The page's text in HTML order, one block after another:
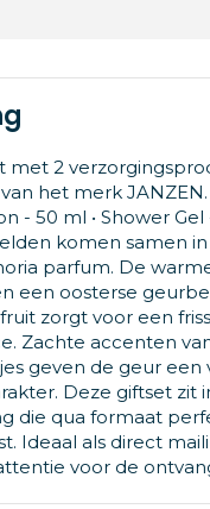
met 2
het merk JANZEN.
- 50 ml • Shower Gel
komen samen
parfum. De
een oosterse
zorgt voor een
Zachte accenten
geven de geur een
Deze giftset zit
die qua formaat
Ideaal als direct
voor de